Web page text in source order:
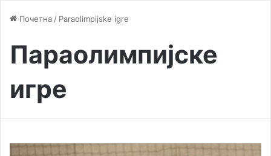
Почетна / Paraolimpijske igre
Параолимпијске
игре